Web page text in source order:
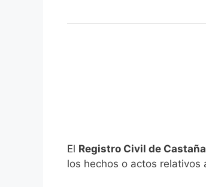
El Registro Civil de
los hechos o actos relativos